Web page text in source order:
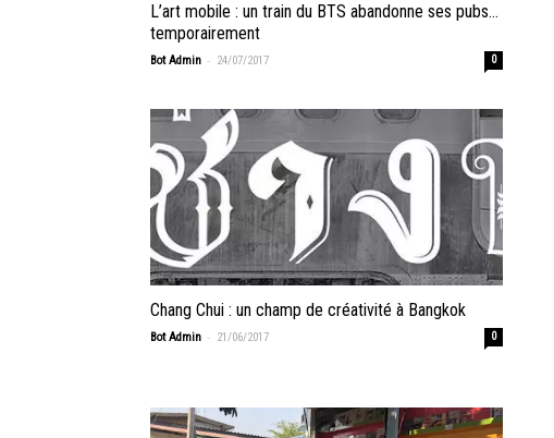
L’art mobile : un train du BTS abandonne ses pubs…
temporairement
Bot Admin - 24/07/2017 0
Chang Chui : un champ de créativité à Bangkok
Bot Admin - 21/06/2017 0